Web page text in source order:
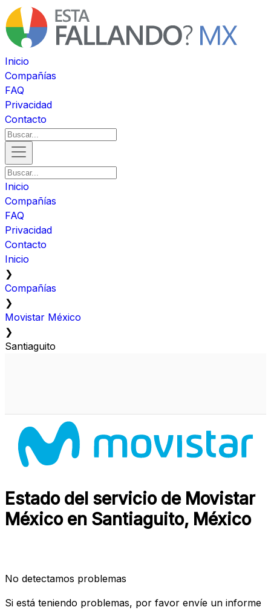
Inicio
Compañías
FAQ
Privacidad
Contacto
Inicio
Compañías
FAQ
Privacidad
Contacto
Inicio
❯
Compañías
❯
Movistar México
❯
Santiaguito
Estado del servicio de Movistar
México en Santiaguito, México
No detectamos problemas
Si está teniendo problemas, por favor envíe un informe